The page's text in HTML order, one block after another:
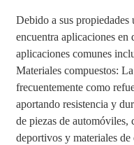
Debido a sus
encuentra aplicaciones en
aplicaciones comunes
Materiales compuestos:
frecuentemente como
aportando resistencia y
de piezas de automóviles,
deportivos y materiales de